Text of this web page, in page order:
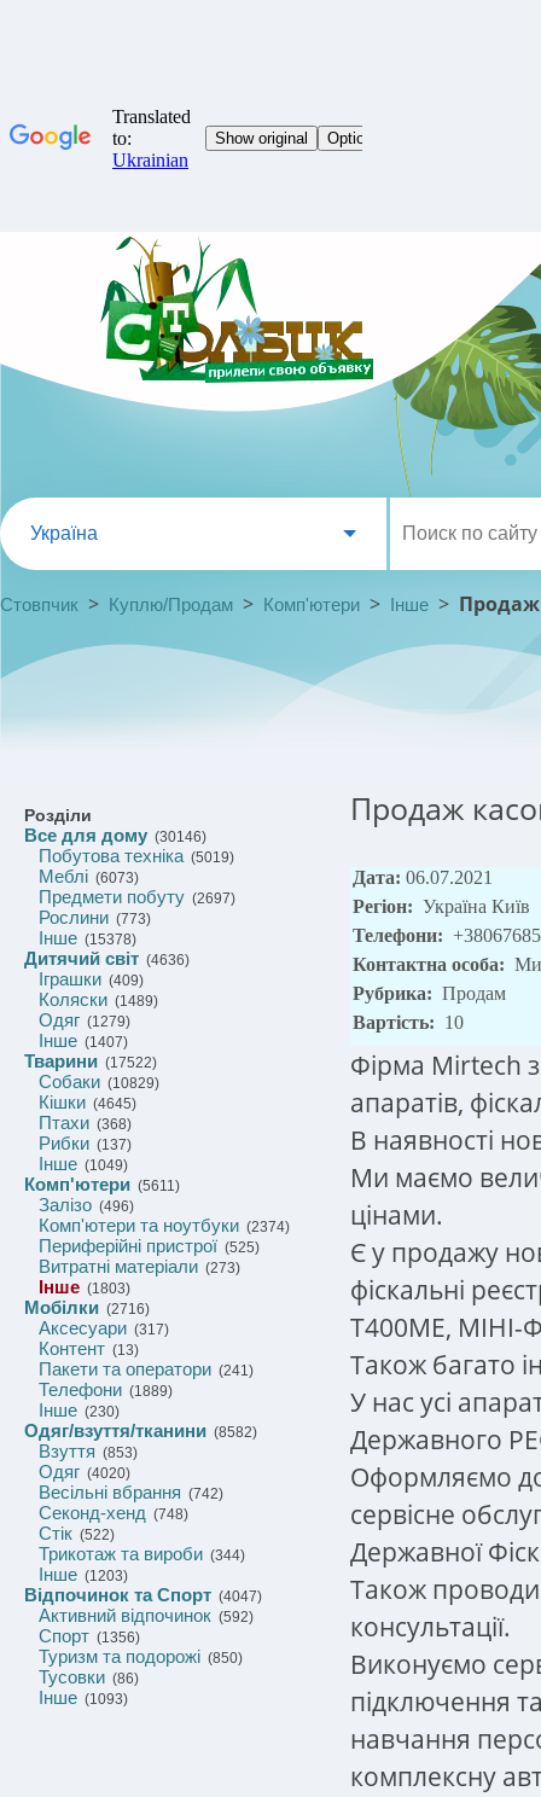
Україна
Стовпчик > Куплю/Продам > Комп'ютери > Інше > Продаж
Розділи
Все для дому (30146)
Побутова техніка(5019)
Меблі (6073)
Предмети побуту (2697)
Рослини (773)
Інше (15378)
Дитячий світ (4636)
Іграшки (409)
Коляски (1489)
Одяг (1279)
Інше (1407)
Тварини (17522)
Собаки (10829)
Кішки (4645)
Птахи (368)
Рибки (137)
Інше (1049)
Комп'ютери (5611)
Залізо (496)
Комп'ютери та ноутбуки (2374)
Периферійні пристрої (525)
Витратні матеріали (273)
Інше (1803)
Мобілки (2716)
Аксесуари (317)
Контент (13)
Пакети та оператори (241)
Телефони (1889)
Інше (230)
Одяг/взуття/тканини (8582)
Взуття (853)
Одяг (4020)
Весільні вбрання (742)
Секонд-хенд (748)
Стік (522)
Трикотаж та вироби (344)
Інше (1203)
Відпочинок та Спорт (4047)
Активний відпочинок (592)
Спорт (1356)
Туризм та подорожі (850)
Тусовки (86)
Інше (1093)
Продаж
Дата: 06.07.2021
Регіон: Україна Київ
Телефони:
Контактна особа:
Рубрика: Продам
Вартість: 10
Фірма Mirtech
апаратів,
В наявності
Ми маємо
цінами.
Є у продажу
фіскальні
T400ME, МІНІ-
Також багато
У нас усі
Державного
Оформляємо
сервісне
Державної
Також
консультації.
Виконуємо
підключення
навчання
комплексну